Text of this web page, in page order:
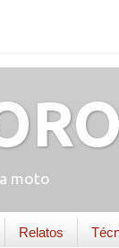
moto
Relatos